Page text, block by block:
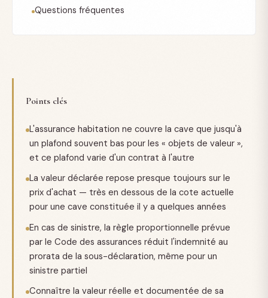
Questions fréquentes
Points clés
L'assurance habitation ne couvre la cave que jusqu'à
un plafond souvent bas pour les « objets de valeur »,
et ce plafond varie d'un contrat à l'autre
La valeur déclarée repose presque toujours sur le
prix d'achat — très en dessous de la cote actuelle
pour une cave constituée il y a quelques années
En cas de sinistre, la règle proportionnelle prévue
par le Code des assurances réduit l'indemnité au
prorata de la sous-déclaration, même pour un
sinistre partiel
Connaître la valeur réelle et documentée de sa